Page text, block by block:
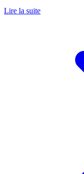
Lire la suite